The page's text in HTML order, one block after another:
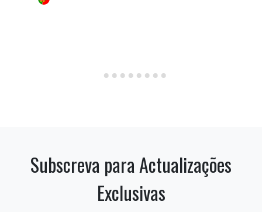
Subscreva para Actualizações
Exclusivas